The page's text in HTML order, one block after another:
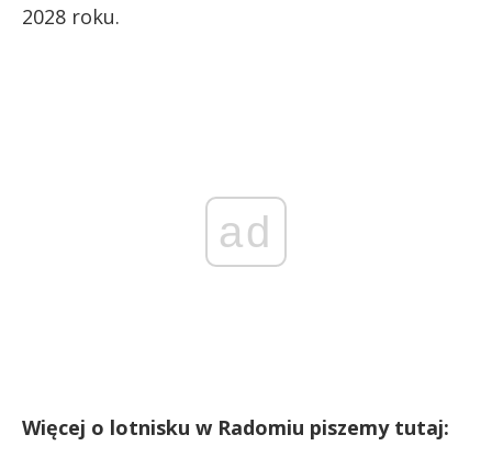
2028 roku.
ad
Więcej o lotnisku w Radomiu piszemy tutaj: